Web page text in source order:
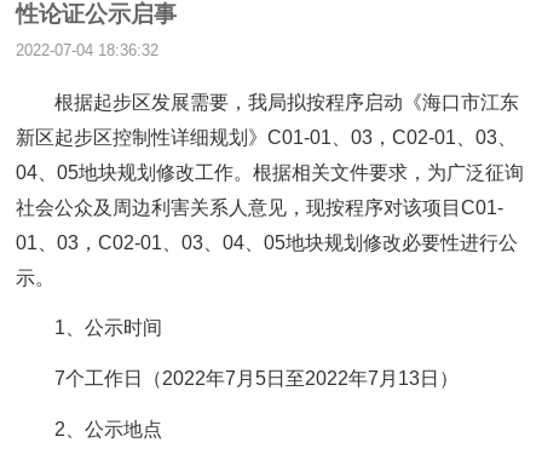
性论证公示启事
2022-07-04 18:36:32
根据起步区发展需要，我局拟按程序启动《海口市江东
新区起步区控制性详细规划》C01-01、03，C02-01、03、
04、05地块规划修改工作。根据相关文件要求，为广泛征询
社会公众及周边利害关系人意见，现按程序对该项目C01-
01、03，C02-01、03、04、05地块规划修改必要性进行公
示。
1、公示时间
7个工作日（2022年7月5日至2022年7月13日）
2、公示地点